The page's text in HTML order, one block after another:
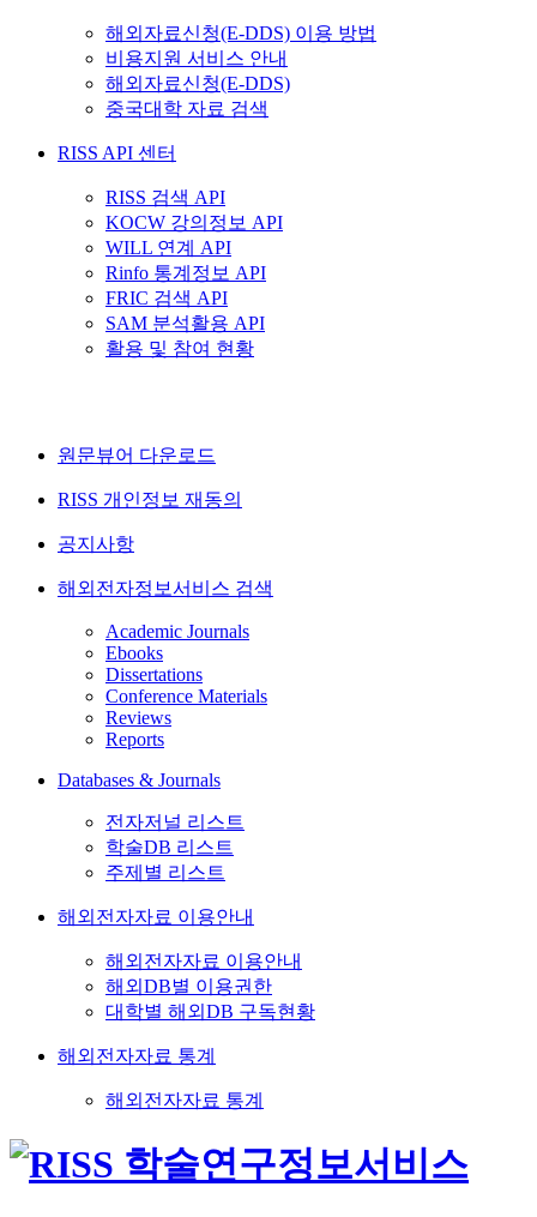
해외자료신청(E-DDS) 이용 방법
비용지원 서비스 안내
해외자료신청(E-DDS)
중국대학 자료 검색
RISS API 센터
RISS 검색 API
KOCW 강의정보 API
WILL 연계 API
Rinfo 통계정보 API
FRIC 검색 API
SAM 분석활용 API
활용 및 참여 현황
원문뷰어 다운로드
RISS 개인정보 재동의
공지사항
해외전자정보서비스 검색
Academic Journals
Ebooks
Dissertations
Conference Materials
Reviews
Reports
Databases & Journals
전자저널 리스트
학술DB 리스트
주제별 리스트
해외전자자료 이용안내
해외전자자료 이용안내
해외DB별 이용권한
대학별 해외DB 구독현황
해외전자자료 통계
해외전자자료 통계